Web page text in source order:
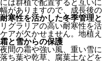
には群植で配置すると互い
幅がありますので、成長後
耐寒性を活かした冬季管理
リグラリアの高い耐寒性を
ケアが欠かせません。地植
霜と雪からの保護
夜間の霜や強い風、重い雪
落ち葉や乾草、腐葉土など